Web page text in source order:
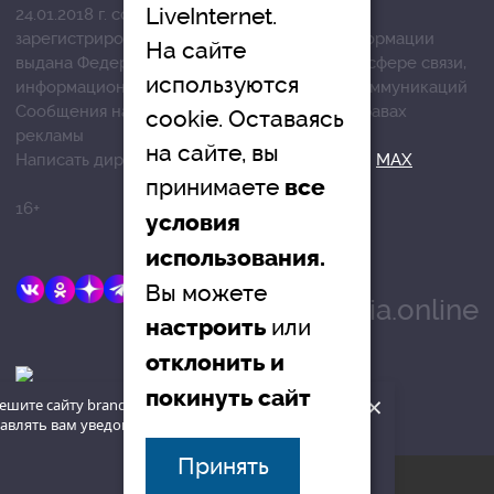
сайту brandrussia.online
вам уведомления на рабочий
×
24.01.2018 г. согласно выписке из реестра
зарегистрированных средств массовой информации
выдана Федеральной службой по надзору в сфере связи,
информационных технологий и массовых коммуникаций
Сообщения на сером фоне размещены на правах
рекламы
Написать директору в телеграм@mazov MAX
16+
E-mail:
info@brandrussia.online
LiveInternet.
На сайте
используются
cookie. Оставаясь
на сайте, вы
принимаете все
условия
использования.
Вы можете
настроить или
отклонить и
покинуть сайт
Принять